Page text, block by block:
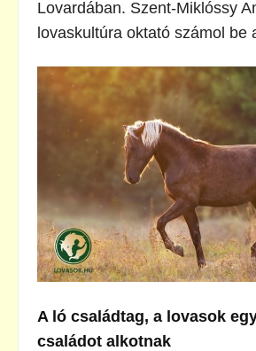
Lovardában. Szent-Miklóssy
lovaskultúra oktató számol be
A ló családtag, a lovasok
családot alkotnak